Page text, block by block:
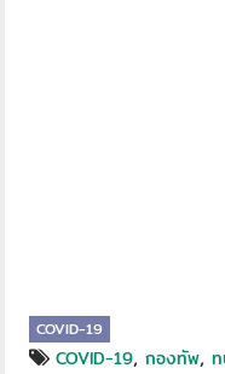
COVID-19
COVID-19,กองทัพ,